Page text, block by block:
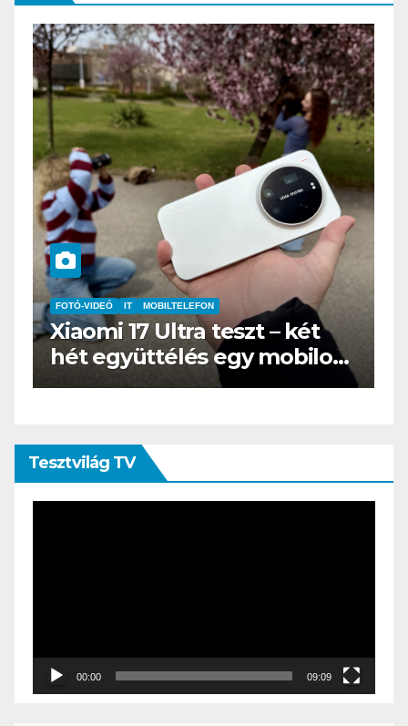
IT MŰSZAKI
BOOX Go 10.3 teszt – Amikor
az e-book olvasó felnő, és
öltönyt húz
Tesztvilág TV
00:00 09:09